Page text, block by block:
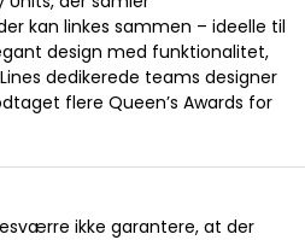
kan linkes sammen – ideelle til
design med funktionalitet,
dedikerede teams designer
flere Queen’s Awards for
ikke garantere, at der